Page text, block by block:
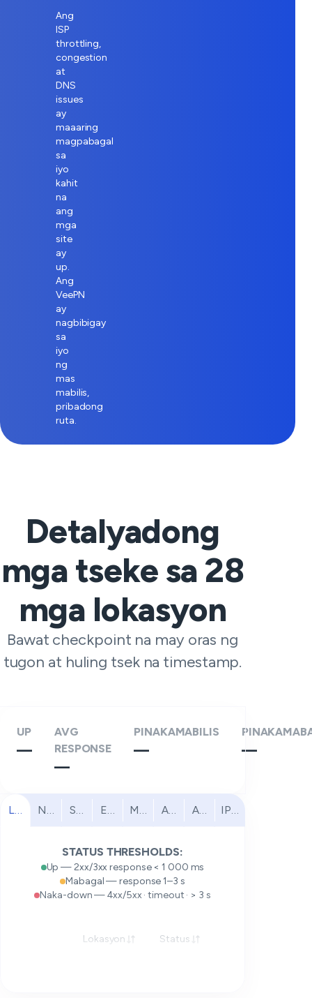
Ang
ISP
throttling,
congestion
at
DNS
issues
ay
maaaring
magpabagal
sa
iyo
kahit
na
ang
mga
site
ay
up.
Ang
VeePN
ay
nagbibigay
sa
iyo
ng
mas
mabilis,
pribadong
ruta.
Detalyadong
mga tseke sa28
mga lokasyon
Bawat checkpoint na may oras ng
tugon at huling tsek na timestamp.
UP
—
AVG
RESPONSE
—
PINAKAMABILIS
— —
Lahat North America
South America
EuropeMiddle East
Africa Asia Pacific
IPv6
STATUS THRESHOLDS:
Up — 2xx/3xx response < 1 000 ms
Mabagal — response 1–3 s
Naka-down — 4xx/5xx · timeout · > 3 s
Lokasyon Status